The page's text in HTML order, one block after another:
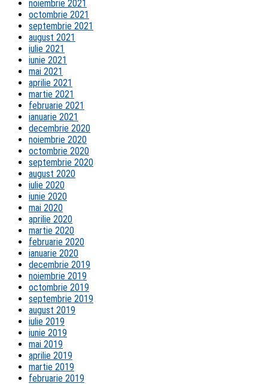
noiembrie 2021
octombrie 2021
septembrie 2021
august 2021
iulie 2021
iunie 2021
mai 2021
aprilie 2021
martie 2021
februarie 2021
ianuarie 2021
decembrie 2020
noiembrie 2020
octombrie 2020
septembrie 2020
august 2020
iulie 2020
iunie 2020
mai 2020
aprilie 2020
martie 2020
februarie 2020
ianuarie 2020
decembrie 2019
noiembrie 2019
octombrie 2019
septembrie 2019
august 2019
iulie 2019
iunie 2019
mai 2019
aprilie 2019
martie 2019
februarie 2019